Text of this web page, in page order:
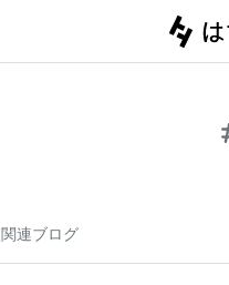
関連ブログ